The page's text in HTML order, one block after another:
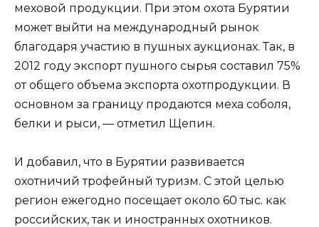
меховой продукции. При этом охота Бурятии
может выйти на международный рынок
благодаря участию в пушных аукционах. Так, в
2012 году экспорт пушного сырья составил 75%
от общего объема экспорта охотпродукции. В
основном за границу продаются меха соболя,
белки и рыси, — отметил Щепин.
И добавил, что в Бурятии развивается
охотничий трофейный туризм. С этой целью
регион ежегодно посещает около 60 тыс. как
российских, так и иностранных охотников.